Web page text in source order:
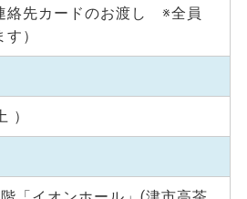
絡先カードのお渡し ※全員
）
）